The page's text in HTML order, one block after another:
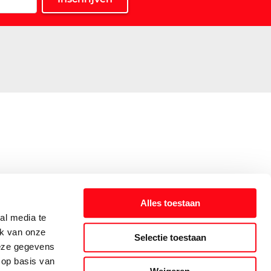
media te
van onze
gegevens
basis van
Alles toestaan
Selectie toestaan